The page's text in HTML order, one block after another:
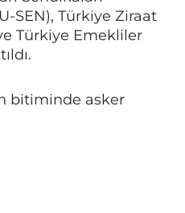
SEN), Türkiye Ziraat
Türkiye Emekliler
bitiminde asker